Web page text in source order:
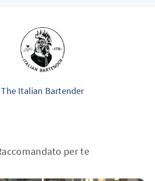
The Italian Bartender
per te